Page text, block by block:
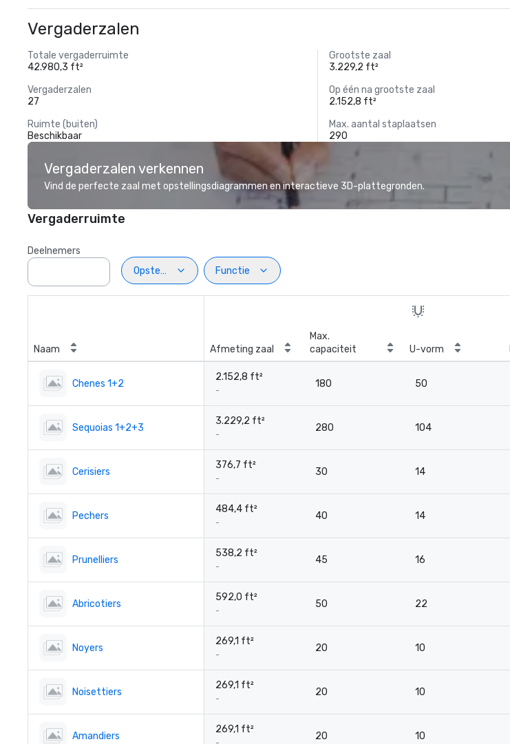
Vergaderzalen
Totale vergaderruimte
42.980,3 ft²
Grootste zaal
3.229,2 ft²
Vergaderzalen
27
Op één na grootste zaal
2.152,8 ft²
Ruimte (buiten)
Beschikbaar
Max. aantal staplaatsen
290
Vergaderzalen verkennen
Vind de perfecte zaal met opstellingsdiagrammen en interactieve 3D-plattegronden.
Vergaderruimte
Deelnemers
Opstelling
Functie
Naam Afmeting zaal
Max.
capaciteit
U-vorm
Chenes 1+2
2.152,8 ft²
-
180 50
Sequoias 1+2+3
3.229,2 ft²
-
280 104
Cerisiers
376,7 ft²
-
30 14
Pechers
484,4 ft²
-
40 14
Prunelliers
538,2 ft²
-
45 16
Abricotiers
592,0 ft²
-
50 22
Noyers
269,1 ft²
-
20 10
Noisettiers
269,1 ft²
-
20 10
Amandiers
269,1 ft²
20 10